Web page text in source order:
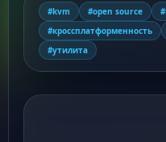
#kvm #open source
#кроссплатформенность
#утилита